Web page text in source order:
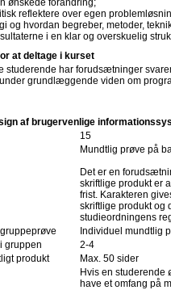
ønskede forandring;
reflektere over egen
og hvordan begreber, metoder,
i en klar og overskuelig
at deltage i kurset
studerende har forudsætninger
grundlæggende viden om
af brugervenlige
15
Mundtlig prøve på
Det er en
skriftlige produkt er
frist. Karakteren
skriftlige produkt og
studieordningens
Individuel mundtlig
gruppen
2-4
produkt
Max. 50 sider
Hvis en studerende
have et omfang på